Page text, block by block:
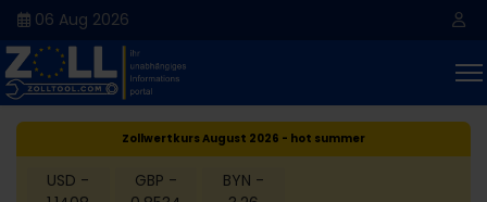
06 Aug 2026
Zollwertkurs August 2026 - hot summer
USD -
GBP -
BYN -